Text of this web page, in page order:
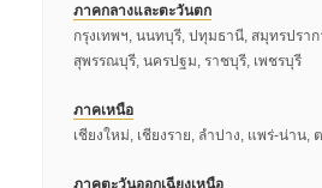
ภาคกลางและตะวันตก
กรุงเทพฯ, นนทบุรี, ปทุมธานี, สมุทรปราก
สุพรรณบุรี, นครปฐม, ราชบุรี, เพชรบุรี
ภาคเหนือ
เชียงใหม่, เชียงราย, ลำปาง, แพร่-น่าน,
ภาคตะวันออกเฉียงเหนือ